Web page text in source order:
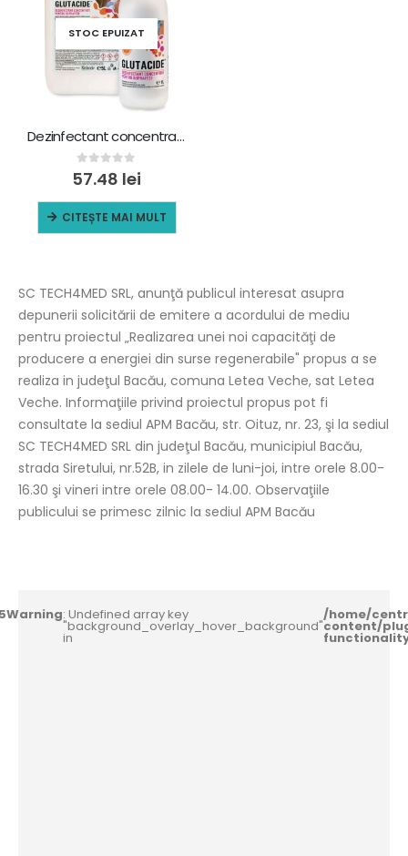
STOC EPUIZAT
Dezinfectant concentrat Glutacide, 1 L
0 out of 5
57.48 lei
CITEȘTE MAI MULT
SC TECH4MED SRL, anunţă publicul interesat asupra
depunerii solicitării de emitere a acordului de mediu
pentru proiectul „Realizarea unei noi capacităţi de
producere a energiei din surse regenerabile" propus a se
realiza in judeţul Bacău, comuna Letea Veche, sat Letea
Veche. Informaţiile privind proiectul propus pot fi
consultate la sediul APM Bacău, str. Oituz, nr. 23, şi la sediul
SC TECH4MED SRL din judeţul Bacău, municipiul Bacău,
strada Siretului, nr.52B, in zilele de luni-joi, intre orele 8.00-
16.30 şi vineri intre orele 08.00- 14.00. Observaţiile
publicului se primesc zilnic la sediul APM Bacău
Warning: Undefined array key
"background_overlay_hover_background"
in
/home/
content/